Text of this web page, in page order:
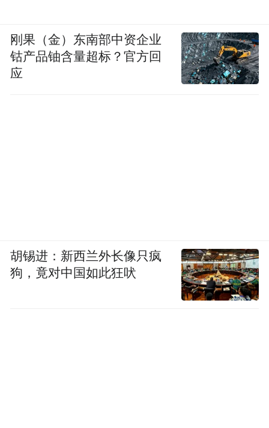
刚果（金）东南部中资企业
钴产品铀含量超标？官方回
应
胡锡进：新西兰外长像只疯
狗，竟对中国如此狂吠